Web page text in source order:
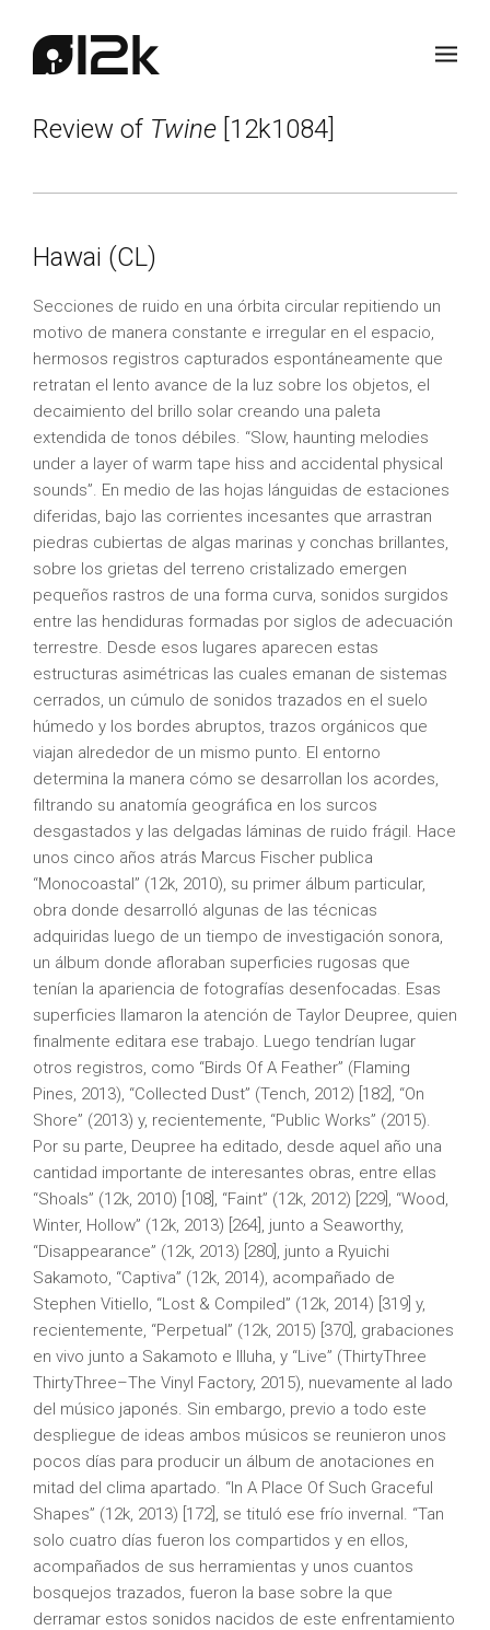
Review of Twine [12k1084]
Hawai (CL)
Secciones de ruido en una órbita circular repitiendo un
motivo de manera constante e irregular en el espacio,
hermosos registros capturados espontáneamente que
retratan el lento avance de la luz sobre los objetos, el
decaimiento del brillo solar creando una paleta
extendida de tonos débiles. “Slow, haunting melodies
under a layer of warm tape hiss and accidental physical
sounds”. En medio de las hojas lánguidas de estaciones
diferidas, bajo las corrientes incesantes que arrastran
piedras cubiertas de algas marinas y conchas brillantes,
sobre los grietas del terreno cristalizado emergen
pequeños rastros de una forma curva, sonidos surgidos
entre las hendiduras formadas por siglos de adecuación
terrestre. Desde esos lugares aparecen estas
estructuras asimétricas las cuales emanan de sistemas
cerrados, un cúmulo de sonidos trazados en el suelo
húmedo y los bordes abruptos, trazos orgánicos que
viajan alrededor de un mismo punto. El entorno
determina la manera cómo se desarrollan los acordes,
filtrando su anatomía geográfica en los surcos
desgastados y las delgadas láminas de ruido frágil. Hace
unos cinco años atrás Marcus Fischer publica
“Monocoastal” (12k, 2010), su primer álbum particular,
obra donde desarrolló algunas de las técnicas
adquiridas luego de un tiempo de investigación sonora,
un álbum donde afloraban superficies rugosas que
tenían la apariencia de fotografías desenfocadas. Esas
superficies llamaron la atención de Taylor Deupree, quien
finalmente editara ese trabajo. Luego tendrían lugar
otros registros, como “Birds Of A Feather” (Flaming
Pines, 2013), “Collected Dust” (Tench, 2012) [182], “On
Shore” (2013) y, recientemente, “Public Works” (2015).
Por su parte, Deupree ha editado, desde aquel año una
cantidad importante de interesantes obras, entre ellas
“Shoals” (12k, 2010) [108], “Faint” (12k, 2012) [229], “Wood,
Winter, Hollow” (12k, 2013) [264], junto a Seaworthy,
“Disappearance” (12k, 2013) [280], junto a Ryuichi
Sakamoto, “Captiva” (12k, 2014), acompañado de
Stephen Vitiello, “Lost & Compiled” (12k, 2014) [319] y,
recientemente, “Perpetual” (12k, 2015) [370], grabaciones
en vivo junto a Sakamoto e Illuha, y “Live” (ThirtyThree
ThirtyThree–The Vinyl Factory, 2015), nuevamente al lado
del músico japonés. Sin embargo, previo a todo este
despliegue de ideas ambos músicos se reunieron unos
pocos días para producir un álbum de anotaciones en
mitad del clima apartado. “In A Place Of Such Graceful
Shapes” (12k, 2013) [172], se tituló ese frío invernal. “Tan
solo cuatro días fueron los compartidos y en ellos,
acompañados de sus herramientas y unos cuantos
bosquejos trazados, fueron la base sobre la que
derramar estos sonidos nacidos de este enfrentamiento